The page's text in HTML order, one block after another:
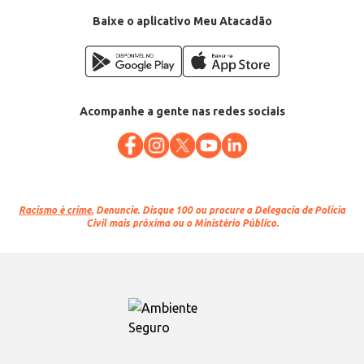
Baixe o aplicativo Meu Atacadão
Acompanhe a gente nas redes sociais
Racismo é crime. Denuncie. Disque 100 ou procure a Delegacia de Polícia
Civil mais próxima ou o Ministério Público.